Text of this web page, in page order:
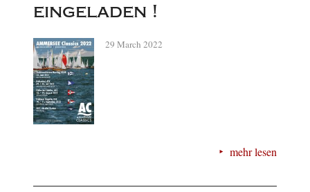
eingeladen !
29 March 2022
mehr lesen